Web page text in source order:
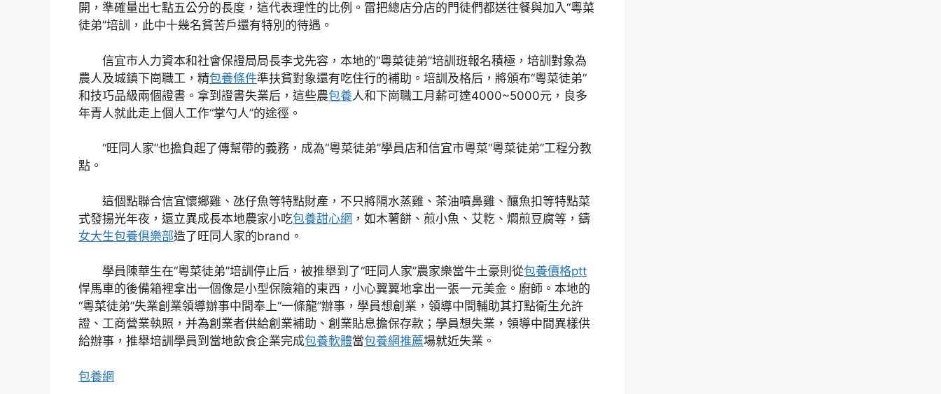
開，準確量出七點五公分的長度，這代表理性的比例。雷把總店分店的門徒們都送往餐與加入“粵菜
徒弟”培訓，此中十幾名貧苦戶還有特別的待遇。
信宜市人力資本和社會保證局局長李戈先容，本地的“粵菜徒弟”培訓班報名積極，培訓對象為
農人及城鎮下崗職工，精包養條件準扶貧對象還有吃住行的補助。培訓及格后，將頒布“粵菜徒弟”
和技巧品級兩個證書。拿到證書失業后，這些農包養人和下崗職工月薪可達4000~5000元，良多
年青人就此走上個人工作“掌勺人”的途徑。
“旺同人家”也擔負起了傳幫帶的義務，成為“粵菜徒弟”學員店和信宜市粵菜“粵菜徒弟”工程分教
點。
這個點聯合信宜懷鄉雞、氹仔魚等特點財產，不只將隔水蒸雞、茶油噴鼻雞、釀魚扣等特點菜
式發揚光年夜，還立異成長本地農家小吃包養甜心網 ，如木薯餅、煎小魚、艾籺、燜煎豆腐等，鑄
女大生包養俱樂部造了旺同人家的brand。
學員陳華生在“粵菜徒弟”培訓停止后，被推舉到了“旺同人家”農家樂當牛土豪則從包養價格ptt
悍馬車的後備箱裡拿出一個像是小型保險箱的東西，小心翼翼地拿出一張一元美金。廚師。本地的
“粵菜徒弟”失業創業領導辦事中間奉上“一條龍”辦事，學員想創業，領導中間輔助其打點衛生允許
證、工商營業執照，并為創業者供給創業補助、創業貼息擔保存款；學員想失業，領導中間異樣供
給辦事，推舉培訓學員到當地飲食企業完成包養軟體當包養網推薦場就近失業。
包養網